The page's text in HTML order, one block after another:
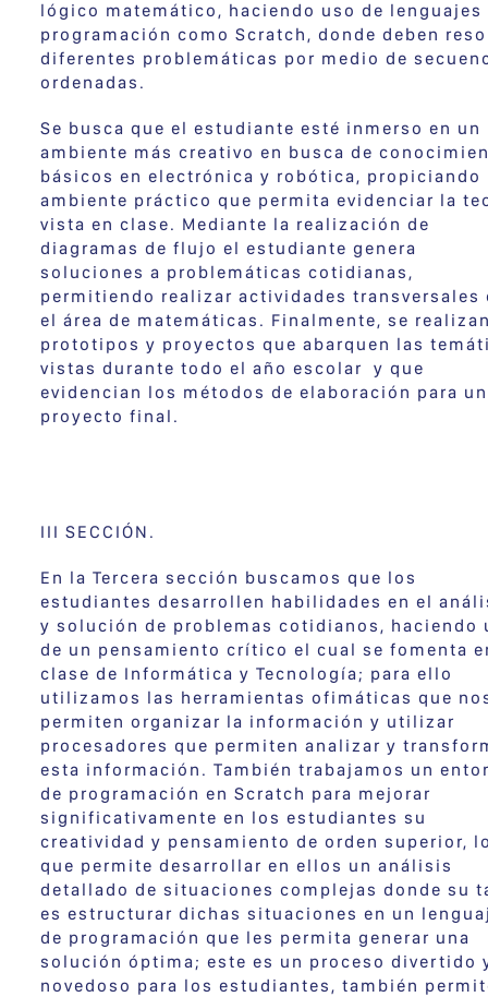
lógico matemático, haciendo uso de lenguajes
programación como Scratch, donde deben
diferentes problemáticas por medio de
ordenadas.
Se busca que el estudiante esté inmerso en un
ambiente más creativo en busca de
básicos en electrónica y robótica, propiciando
ambiente práctico que permita evidenciar la
vista en clase. Mediante la realización de
diagramas de flujo el estudiante genera
soluciones a problemáticas cotidianas,
permitiendo realizar actividades transversales
el área de matemáticas. Finalmente, se
prototipos y proyectos que abarquen las
vistas durante todo el año escolar y que
evidencian los métodos de elaboración para un
proyecto final.
III SECCIÓN.
En la Tercera sección buscamos que los
estudiantes desarrollen habilidades en el
y solución de problemas cotidianos, haciendo
de un pensamiento crítico el cual se fomenta
clase de Informática y Tecnología; para ello
utilizamos las herramientas ofimáticas que
permiten organizar la información y utilizar
procesadores que permiten analizar y
esta información. También trabajamos un
de programación en Scratch para mejorar
significativamente en los estudiantes su
creatividad y pensamiento de orden superior,
que permite desarrollar en ellos un análisis
detallado de situaciones complejas donde su
es estructurar dichas situaciones en un
de programación que les permita generar una
solución óptima; este es un proceso divertido
novedoso para los estudiantes, también